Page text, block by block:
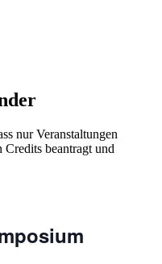
nur Veranstaltungen
Credits beantragt und